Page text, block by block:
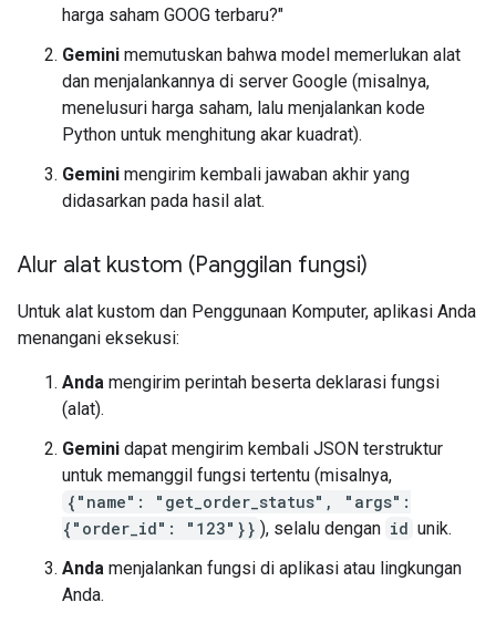
harga saham GOOG terbaru?"
Gemini memutuskan bahwa model memerlukan alat
dan menjalankannya di server Google (misalnya,
menelusuri harga saham, lalu menjalankan kode
Python untuk menghitung akar kuadrat).
Gemini mengirim kembali jawaban akhir yang
didasarkan pada hasil alat.
Alur alat kustom (Panggilan fungsi)
Untuk alat kustom dan Penggunaan Komputer, aplikasi Anda
menangani eksekusi:
Anda mengirim perintah beserta deklarasi fungsi
(alat).
Gemini dapat mengirim kembali JSON terstruktur
untuk memanggil fungsi tertentu (misalnya,
{"name": "get_order_status", "args":
{"order_id": "123"}} ), selalu dengan id unik.
Anda menjalankan fungsi di aplikasi atau lingkungan
Anda.